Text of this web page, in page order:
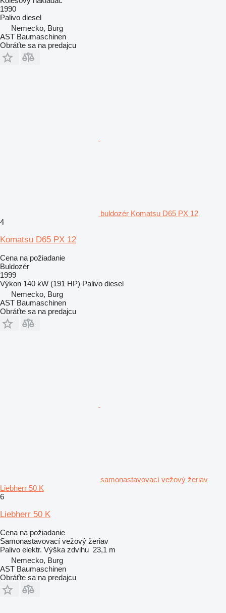
1990
Palivo diesel
Nemecko, Burg
AST Baumaschinen
Obráťte sa na predajcu
buldozér Komatsu D65 PX 12
4
Komatsu D65 PX 12
Cena na požiadanie
Buldozér
1999
Výkon 140 kW (191 HP) Palivo diesel
Nemecko, Burg
AST Baumaschinen
Obráťte sa na predajcu
samonastavovací vežový žeriav
Liebherr 50 K
6
Liebherr 50 K
Cena na požiadanie
Samonastavovací vežový žeriav
Palivo elektr. Výška zdvihu 23,1 m
Nemecko, Burg
AST Baumaschinen
Obráťte sa na predajcu